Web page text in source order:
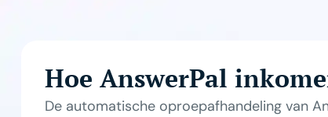
Hoe AnswerPal
De automatische oproepafhandeling van